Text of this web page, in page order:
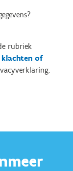
rubriek
klachten of